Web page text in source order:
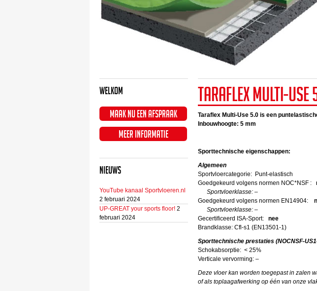
Welkom
Maak nu een afspraak
Meer informatie
Nieuws
YouTube kanaal Sportvloeren.nl
2 februari 2024
UP-GREAT your sports floor! 2
februari 2024
Taraflex Multi-Use
Taraflex Multi-Use 5.0 is een
Inbouwhoogte: 5 mm
Sporttechnische eigenschappen:
Algemeen
Sportvloercategorie: Punt-elastisch
Goedgekeurd volgens normen NOC*NSF :
Sportvloerklasse: –
Goedgekeurd volgens normen EN14904:
Sportvloerklasse: –
Gecertificeerd ISA-Sport: nee
Brandklasse: Cfl-s1 (EN13501-1)
Sporttechnische prestaties (NOCNSF-
Schokabsorptie: < 25%
Verticale vervorming: –
Deze vloer kan worden toegepast in zalen
of als toplaagafwerking op één van onze